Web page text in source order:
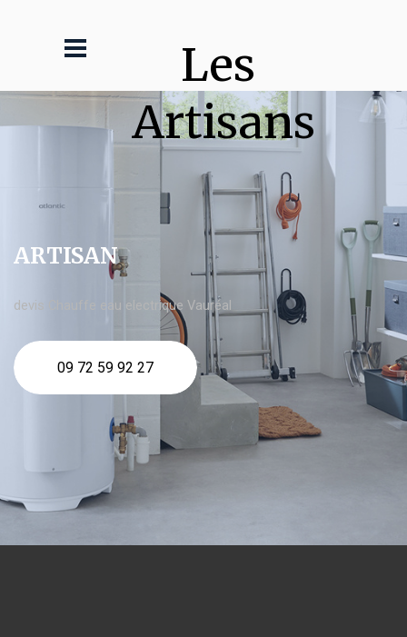
Les
Artisans
ARTISAN
devis Chauffe eau electrique Vauréal
09 72 59 92 27